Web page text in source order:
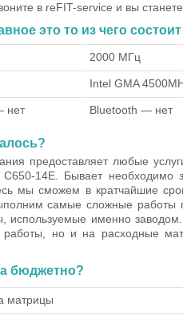
в reFIT-service и вы
это то из чего
2000 МГц
Intel GMA
нет Bluetooth — нет
предоставляет любые
C650-14E. Бывает необходимо
мы сможем в кратчайшие
самые сложные работы
используемые именно
работы, но и на расходные
бюджетно?
матрицы